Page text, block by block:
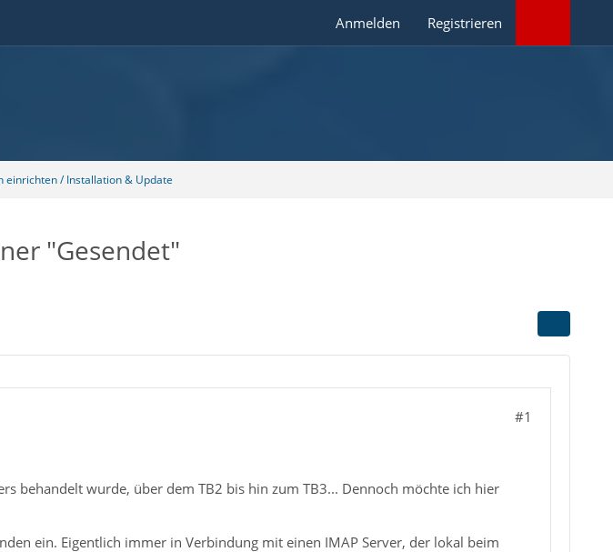
Anmelden Registrieren
einrichten / Installation & Update
"Gesendet"
#1
behandelt wurde, über dem TB2 bis hin zum TB3... Dennoch möchte ich hier
ein. Eigentlich immer in Verbindung mit einen IMAP Server, der lokal beim